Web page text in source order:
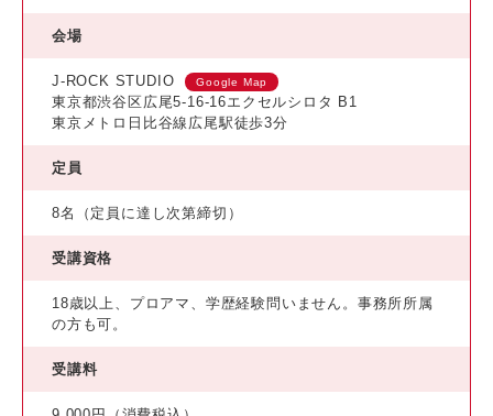
会場
J-ROCK STUDIO Google Map
東京都渋谷区広尾5-16-16エクセルシロタ B1
東京メトロ日比谷線広尾駅徒歩3分
定員
8名（定員に達し次第締切）
受講資格
18歳以上、プロアマ、学歴経験問いません。事務所所属
の方も可。
受講料